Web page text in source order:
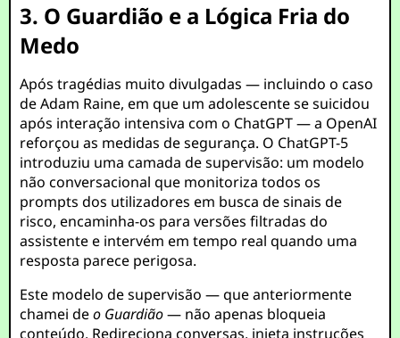
3. O Guardião e a Lógica Fria do
Medo
Após tragédias muito divulgadas — incluindo o caso
de Adam Raine, em que um adolescente se suicidou
após interação intensiva com o ChatGPT — a OpenAI
reforçou as medidas de segurança. O ChatGPT-5
introduziu uma camada de supervisão: um modelo
não conversacional que monitoriza todos os
prompts dos utilizadores em busca de sinais de
risco, encaminha-os para versões filtradas do
assistente e intervém em tempo real quando uma
resposta parece perigosa.
Este modelo de supervisão — que anteriormente
chamei deo Guardião— não apenas bloqueia
conteúdo. Redireciona conversas, injeta instruções